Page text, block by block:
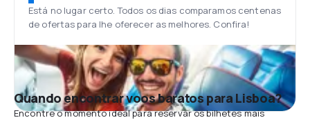
Está no lugar certo. Todos os dias comparamos centenas
de ofertas para lhe oferecer as melhores. Confira!
Quando encontrar voos baratos para Lisboa?
Encontre o momento ideal para reservar os bilhetes mais